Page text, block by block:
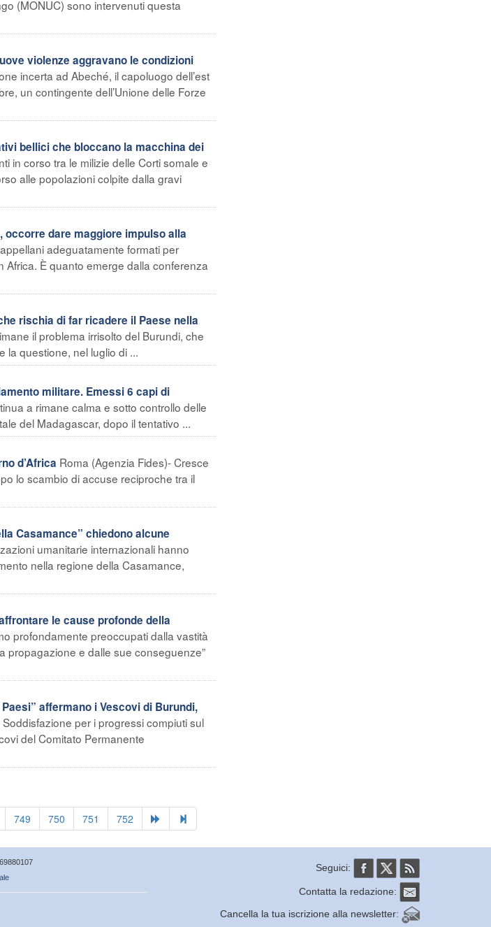
(MONUC) sono intervenuti questa
violenze aggravano le condizioni
incerta ad Abeché, il capoluogo dell’est
un contingente dell’Unione delle Forze
bellici che bloccano la macchina dei
in corso tra le milizie delle Corti somale e
alle popolazioni colpite dalla gravi
occorre dare maggiore impulso alla
adeguatamente formati per
È quanto emerge dalla conferenza
rischia di far ricadere il Paese nella
il problema irrisolto del Burundi, che
la questione, nel luglio di ...
militare. Emessi 6 capi di
a rimane calma e sotto controllo delle
del Madagascar, dopo il tentativo ...
d’Africa Roma (Agenzia Fides)- Cresce
lo scambio di accuse reciproche tra il
Casamance” chiedono alcune
umanitarie internazionali hanno
nella regione della Casamance,
le cause profonde della
profondamente preoccupati dalla vastità
propagazione e dalle sue conseguenze”
affermano i Vescovi di Burundi,
per i progressi compiuti sul
del Comitato Permanente
749 750 751 752
Seguici:
Contatta la redazione:
Cancella la tua iscrizione alla newsletter: